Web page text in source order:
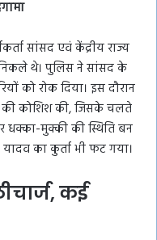
सांसद एवं केंद्रीय राज्य
थे। पुलिस ने सांसद के
को रोक दिया। इस दौरान
कोशिश की, जिसके चलते
धक्का-मुक्की की स्थिति बन
का कुर्ता भी फट गया।
कई